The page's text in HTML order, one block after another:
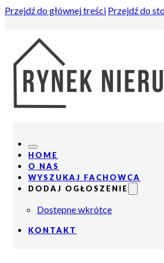
Przejdź do głównej treści Przejdź do
HOME
O NAS
WYSZUKAJ FACHOWCA
DODAJ OGŁOSZENIE
Dostępne wkrótce
KONTAKT